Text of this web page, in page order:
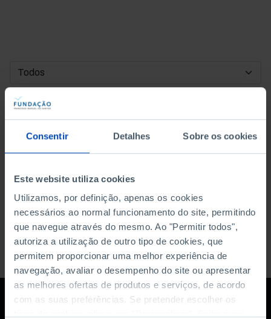
Consentir Detalhes Sobre os cookies
Este website utiliza cookies
Utilizamos, por definição, apenas os cookies
necessários ao normal funcionamento do site, permitindo
que navegue através do mesmo. Ao "Permitir todos",
autoriza a utilização de outro tipo de cookies, que
permitem proporcionar uma melhor experiência de
navegação, avaliar o desempenho do site ou apresentar
as melhores ofertas de produtos e serviços, de acordo
com as suas preferências. Se pretender escolher os
DATA DE INÍCIO
DATA DE FIM